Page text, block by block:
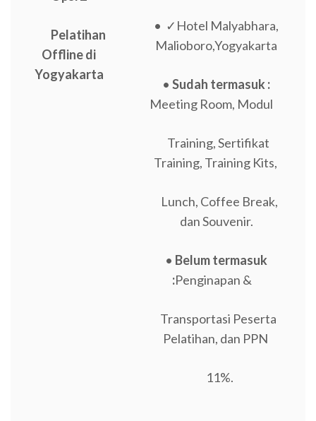
Pelatihan
Offline di
Yogyakarta
• ✓Hotel Malyabhara,
Malioboro,Yogyakarta
• Sudah termasuk :
Meeting Room, Modul
Training, Sertifikat
Training, Training Kits,
Lunch, Coffee Break,
dan Souvenir.
• Belum termasuk
:Penginapan &
Transportasi Peserta
Pelatihan, dan PPN
11%.